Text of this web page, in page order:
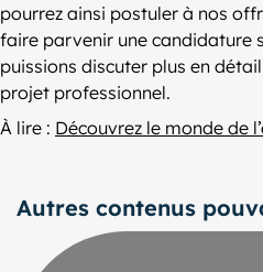
pourrez ainsi postuler à nos
faire parvenir une candidature
puissions discuter plus en
projet professionnel.
À lire : Découvrez le monde de
Autres contenus